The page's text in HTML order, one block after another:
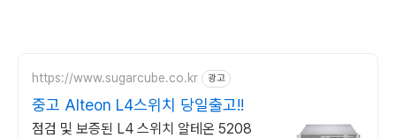
https://www.sugarcube.co.kr 광고
중고 Alteon L4스위치 당일출고!!
점검 및 보증된 L4 스위치 알테온 5208